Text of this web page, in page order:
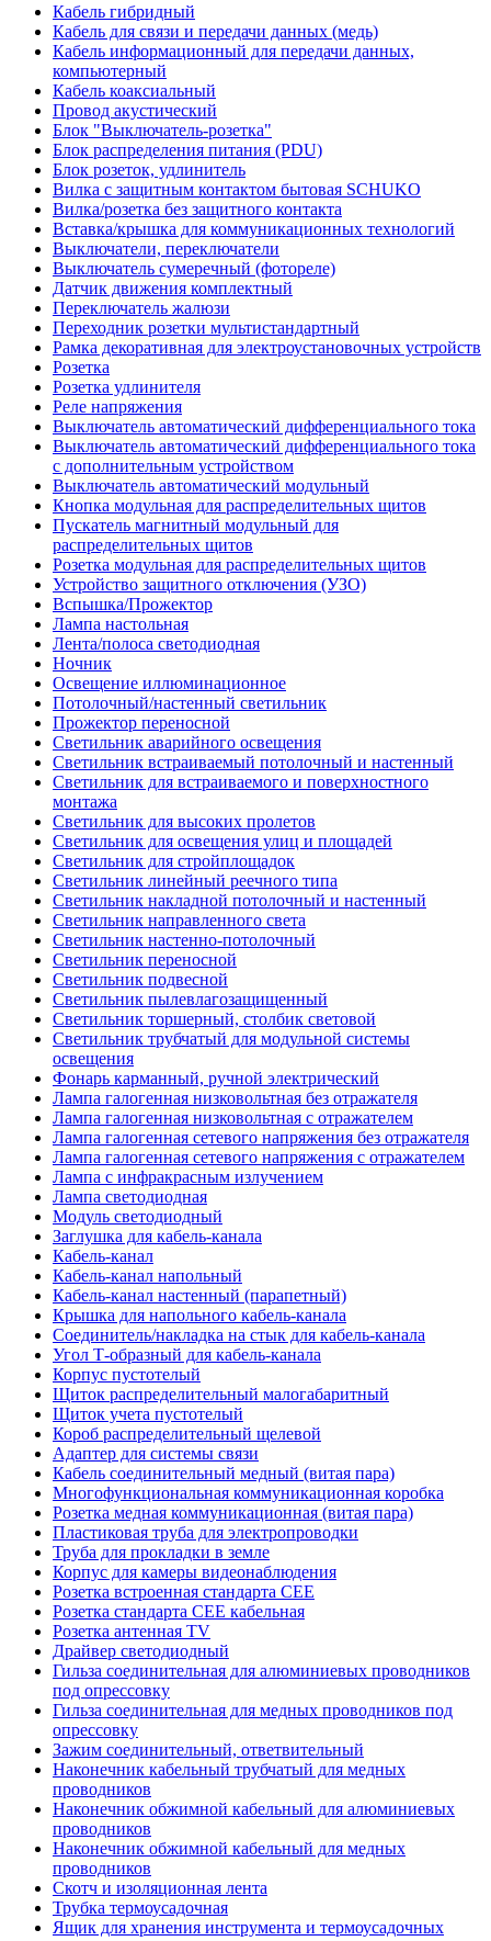
Кабель гибридный
Кабель для связи и передачи данных (медь)
Кабель информационный для передачи данных,
компьютерный
Кабель коаксиальный
Провод акустический
Блок "Выключатель-розетка"
Блок распределения питания (PDU)
Блок розеток, удлинитель
Вилка с защитным контактом бытовая SCHUKO
Вилка/розетка без защитного контакта
Вставка/крышка для коммуникационных технологий
Выключатели, переключатели
Выключатель сумеречный (фотореле)
Датчик движения комплектный
Переключатель жалюзи
Переходник розетки мультистандартный
Рамка декоративная для электроустановочных устройств
Розетка
Розетка удлинителя
Реле напряжения
Выключатель автоматический дифференциального тока
Выключатель автоматический дифференциального тока
с дополнительным устройством
Выключатель автоматический модульный
Кнопка модульная для распределительных щитов
Пускатель магнитный модульный для
распределительных щитов
Розетка модульная для распределительных щитов
Устройство защитного отключения (УЗО)
Вспышка/Прожектор
Лампа настольная
Лента/полоса светодиодная
Ночник
Освещение иллюминационное
Потолочный/настенный светильник
Прожектор переносной
Светильник аварийного освещения
Светильник встраиваемый потолочный и настенный
Светильник для встраиваемого и поверхностного
монтажа
Светильник для высоких пролетов
Светильник для освещения улиц и площадей
Светильник для стройплощадок
Светильник линейный реечного типа
Светильник накладной потолочный и настенный
Светильник направленного света
Светильник настенно-потолочный
Светильник переносной
Светильник подвесной
Светильник пылевлагозащищенный
Светильник торшерный, столбик световой
Светильник трубчатый для модульной системы
освещения
Фонарь карманный, ручной электрический
Лампа галогенная низковольтная без отражателя
Лампа галогенная низковольтная с отражателем
Лампа галогенная сетевого напряжения без отражателя
Лампа галогенная сетевого напряжения с отражателем
Лампа с инфракрасным излучением
Лампа светодиодная
Модуль светодиодный
Заглушка для кабель-канала
Кабель-канал
Кабель-канал напольный
Кабель-канал настенный (парапетный)
Крышка для напольного кабель-канала
Соединитель/накладка на стык для кабель-канала
Угол Т-образный для кабель-канала
Корпус пустотелый
Щиток распределительный малогабаритный
Щиток учета пустотелый
Короб распределительный щелевой
Адаптер для системы связи
Кабель соединительный медный (витая пара)
Многофункциональная коммуникационная коробка
Розетка медная коммуникационная (витая пара)
Пластиковая труба для электропроводки
Труба для прокладки в земле
Корпус для камеры видеонаблюдения
Розетка встроенная стандарта CEE
Розетка стандарта СЕЕ кабельная
Розетка антенная TV
Драйвер светодиодный
Гильза соединительная для алюминиевых проводников
под опрессовку
Гильза соединительная для медных проводников под
опрессовку
Зажим соединительный, ответвительный
Наконечник кабельный трубчатый для медных
проводников
Наконечник обжимной кабельный для алюминиевых
проводников
Наконечник обжимной кабельный для медных
проводников
Скотч и изоляционная лента
Трубка термоусадочная
Ящик для хранения инструмента и термоусадочных